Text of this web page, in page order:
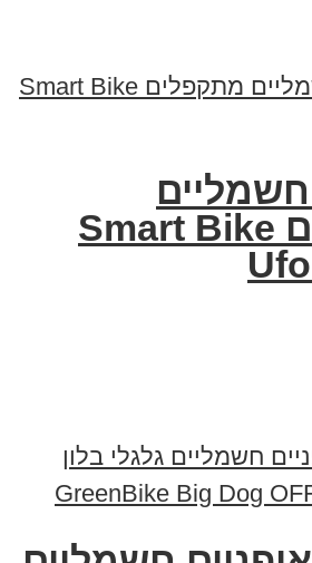
חשמליים
מתקפלים Smart Bike